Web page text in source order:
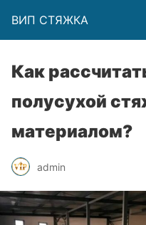
ВИП СТЯЖКА
Как
полусухой
материалом?
admin